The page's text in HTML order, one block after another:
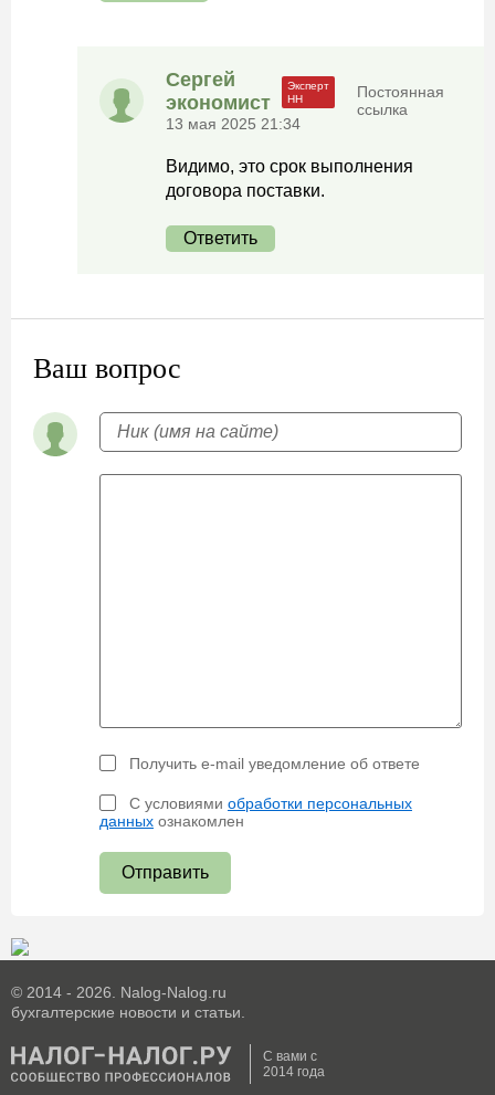
Сергей
экономист
13 мая 2025 21:34
Постоянная
ссылка
Видимо, это срок выполнения
договора поставки.
Ответить
Ваш вопрос
Получить e-mail уведомление об ответе
С условиями обработки персональных
данных ознакомлен
Отправить
© 2014 - 2026. Nalog-Nalog.ru
бухгалтерские новости и статьи.
С вами с
2014 года